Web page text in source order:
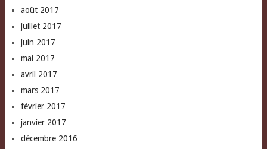
août 2017
juillet 2017
juin 2017
mai 2017
avril 2017
mars 2017
février 2017
janvier 2017
décembre 2016